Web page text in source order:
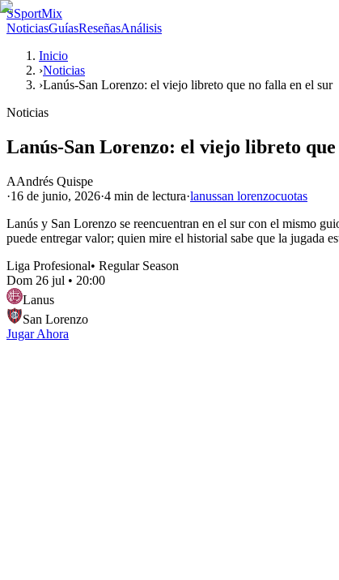
SSportMix
NoticiasGuíasReseñasAnálisis
Inicio
›Noticias
›Lanús-San Lorenzo: el viejo libreto que no falla en el sur
Noticias
Lanús-San Lorenzo: el viejo libreto
AAndrés Quispe
·16 de junio, 2026·4 min de lectura·lanussan lorenzocuotas
Lanús y San Lorenzo se reencuentran en el sur con el mismo
puede entregar valor; quien mire el historial sabe que la jugada
Liga Profesional• Regular Season
Dom 26 jul • 20:00
Lanus
San Lorenzo
Jugar Ahora